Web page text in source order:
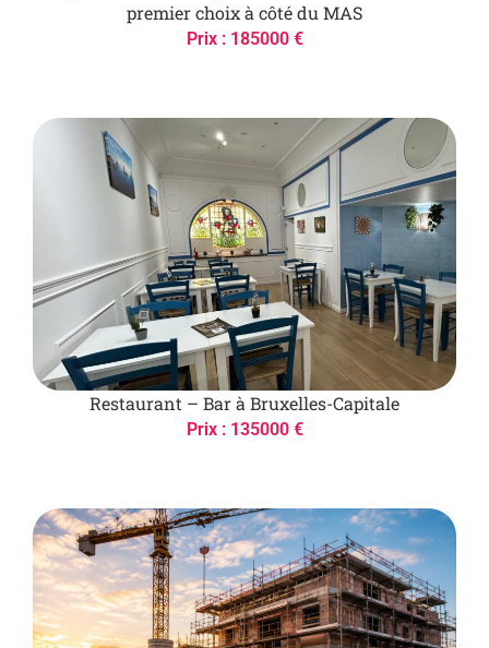
premier choix à côté du MAS
Prix : 185000 €
Restaurant – Bar à Bruxelles-Capitale
Prix : 135000 €